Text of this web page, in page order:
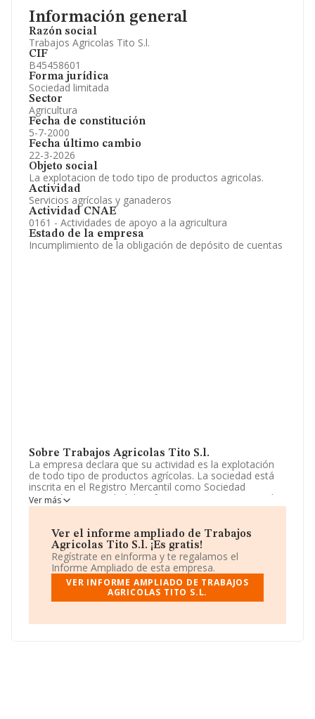
Información general
Razón social
Trabajos Agricolas Tito S.l.
CIF
B45458601
Forma jurídica
Sociedad limitada
Sector
Agricultura
Fecha de constitución
5-7-2000
Fecha último cambio
22-3-2026
Objeto social
La explotacion de todo tipo de productos agricolas.
Actividad
Servicios agrícolas y ganaderos
Actividad CNAE
0161 - Actividades de apoyo a la agricultura
Estado de la empresa
Incumplimiento de la obligación de depósito de cuentas
Sobre Trabajos Agricolas Tito S.l.
La empresa declara que su actividad es la explotación
de todo tipo de productos agrícolas. La sociedad está
inscrita en el Registro Mercantil como Sociedad
Limitada. La actividad de referencia CNAE corresponde
a 'Actividades de apoyo a la agricultura', cuyo Código es
exteriores.
En el último año el número de empleados ha
permanecido igual y atendiendo a los datos disponibles
en INFORMA, el número de empleados de la compañía
ha estado por debajo de la media de sector.
B45458601, se encuentra en Plaza Martinez De Velasco
Ver más
Ver el informe ampliado de Trabajos
Agricolas Tito S.l. ¡Es gratis!
Regístrate en eInforma y te regalamos el
Informe Ampliado de esta empresa.
VER INFORME AMPLIADO DE TRABAJOS
AGRICOLAS TITO S.L.
Información oficial y registral complementaria.